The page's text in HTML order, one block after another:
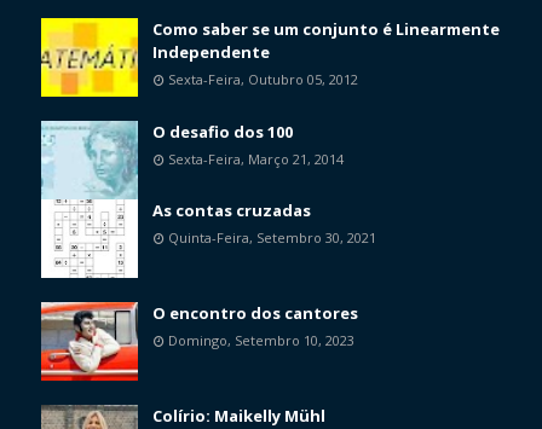
Como saber se um conjunto é Linearmente
Independente
Sexta-Feira, Outubro 05, 2012
O desafio dos 100
Sexta-Feira, Março 21, 2014
As contas cruzadas
Quinta-Feira, Setembro 30, 2021
O encontro dos cantores
Domingo, Setembro 10, 2023
Colírio: Maikelly Mühl